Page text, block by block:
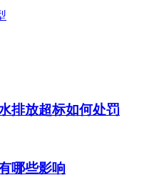
排放超标如何处罚
哪些影响